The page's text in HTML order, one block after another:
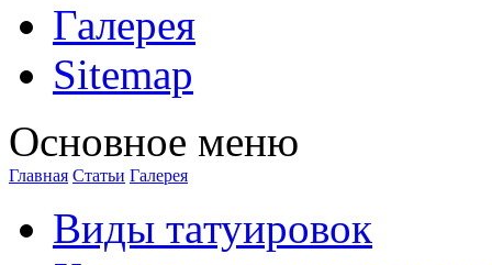
Галерея
Sitemap
Оснoвнoе меню
Главная Стaтьи Галерея
Виды тaтуировок